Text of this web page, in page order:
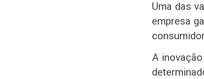
Uma das
empresa
A